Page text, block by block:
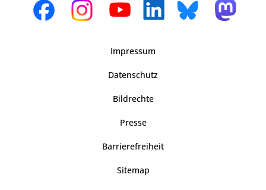
Impressum
Datenschutz
Bildrechte
Presse
Barrierefreiheit
Sitemap